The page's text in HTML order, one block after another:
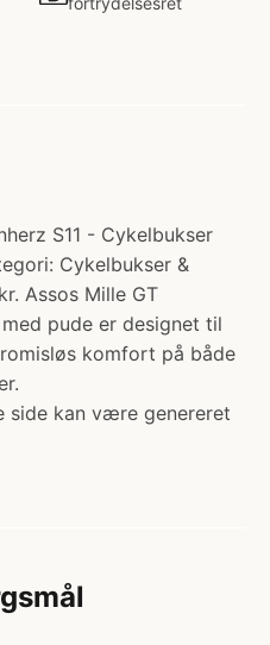
S11 - Cykelbukser
Cykelbukser &
Assos Mille GT
pude er designet til
komfort på både
side kan være genereret